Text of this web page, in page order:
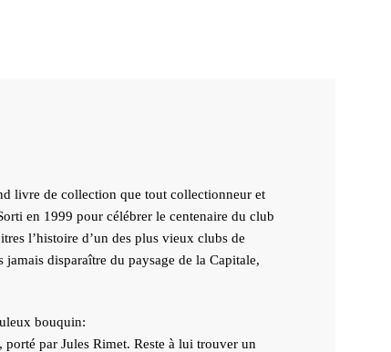
livre de collection que tout collectionneur et
en 1999 pour célébrer le centenaire du club
l’histoire d’un des plus vieux clubs de
disparaître du paysage de la Capitale,
bouquin:
par Jules Rimet. Reste à lui trouver un